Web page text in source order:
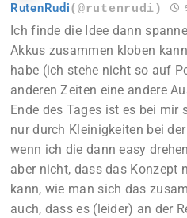
RutenRudi(@rutenrudi)
Ich finde die Idee dann
Akkus zusammen kloben
habe (ich stehe nicht so auf
anderen Zeiten eine andere
Ende des Tages ist es bei mir
nur durch Kleinigkeiten bei
wenn ich die dann easy
aber nicht, dass das Konzept
kann, wie man sich das
auch, dass es (leider) an der